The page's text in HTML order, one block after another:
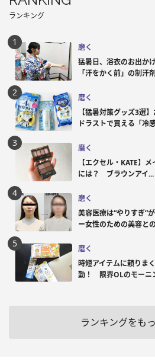
ランキング
磨く
猛暑日、浴衣のお出か
「汗をかく前」の制汗
磨く
【猛暑対策グッズ3選
ドラストで買える「冷
磨く
【エクセル・KATE】
には？ ブラウンアイ...
磨く
美容医療は“やりすぎ”
ー女性のための美容と
磨く
時短アイテムに頼りま
勤！ 限界OLのモーニ
ランキングをも